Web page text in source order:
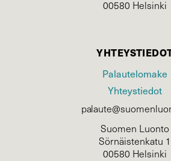
00580 Helsinki
Palautelomake
Yhteystiedot
Suomen Luonto
Sörnäistenkatu 1
00580 Helsinki